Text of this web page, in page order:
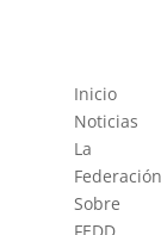
Inicio
Noticias
La
Federación
Sobre